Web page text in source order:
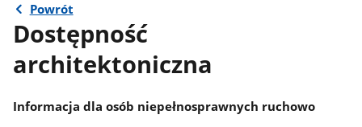
Powrót
Dostępność
architektoniczna
Informacja dla osób niepełnosprawnych ruchowo